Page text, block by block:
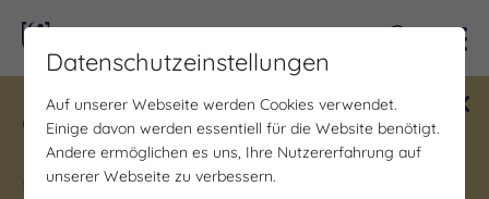
Gewinne ein Blind Date mit Saale-
Unstrut! Teilnahme vom 1.7. - 18.12.
möglich.
Datenschutzeinstellungen
Auf unserer Webseite werden Cookies verwendet.
Einige davon werden essentiell für die Website benötigt.
Andere ermöglichen es uns, Ihre Nutzererfahrung auf
unserer Webseite zu verbessern.